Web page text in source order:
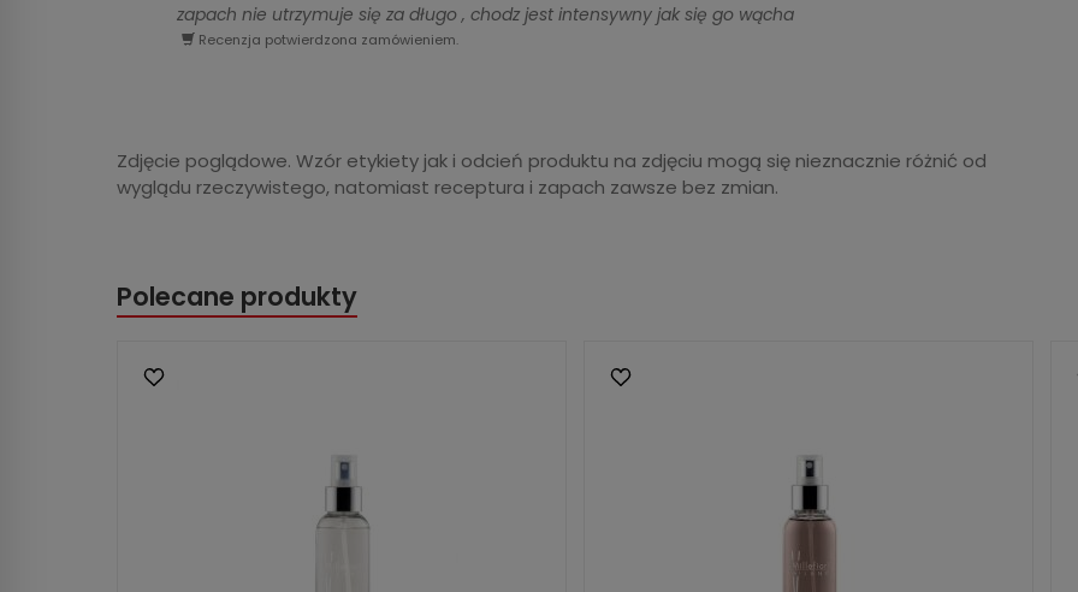
zapach nie utrzymuje się za długo , chodz jest intensywny jak się go wącha
Recenzja potwierdzona zamówieniem.
Zdjęcie poglądowe. Wzór etykiety jak i odcień produktu na zdjęciu mogą się nieznacznie różnić od
wyglądu rzeczywistego, natomiast receptura i zapach zawsze bez zmian.
Polecane produkty